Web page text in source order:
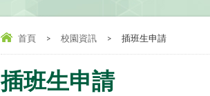
首頁 > 校園資訊 > 插班生申請
插班生申請